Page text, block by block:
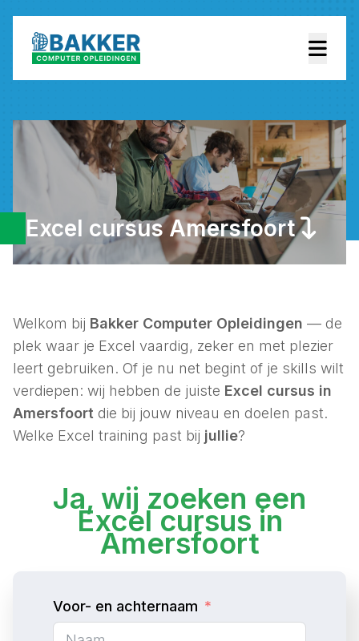
Excel cursus Amersfoort
Welkom bij Bakker Computer Opleidingen — de
plek waar je Excel vaardig, zeker en met plezier
leert gebruiken. Of je nu net begint of je skills wilt
verdiepen: wij hebben de juiste Excel cursus in
Amersfoort die bij jouw niveau en doelen past.
Welke Excel training past bij jullie?
Ja, wij zoeken een
Excel cursus in
Amersfoort
Voor- en achternaam